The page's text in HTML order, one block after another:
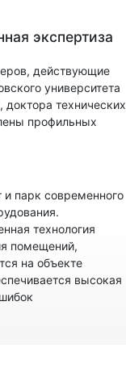
экспертиза
действующие
университета
технических
профильных
и парк современного
технология
помещений,
на объекте
высокая